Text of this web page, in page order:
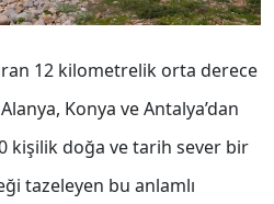
12 kilometrelik orta derece
Konya ve Antalya’dan
kişilik doğa ve tarih sever bir
tazeleyen bu anlamlı